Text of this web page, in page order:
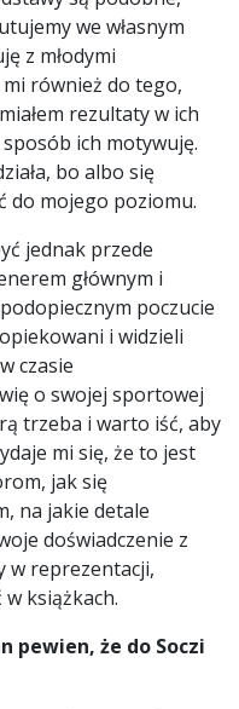
we własnym
z młodymi
mi również do tego,
rezultaty w ich
ich motywuję.
bo albo się
do mojego poziomu.
jednak przede
głównym i
poczucie
i widzieli
czasie
o swojej sportowej
trzeba i warto iść, aby
mi się, że to jest
jak się
na jakie detale
doświadczenie z
w reprezentacji,
książkach.
pewien, że do Soczi